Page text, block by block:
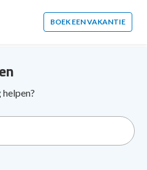
the opening tag:
BOEK EEN VAKANTIE